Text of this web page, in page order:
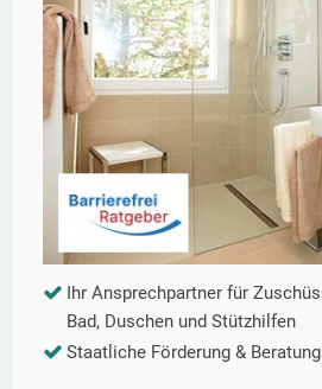
Ihr Ansprechpartner für
Bad, Duschen und Stützhilfen
Staatliche Förderung & Beratung